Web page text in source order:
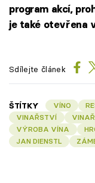
program akcí,
je také otevřena
Sdílejte článek
ŠTÍTKY VÍNO
VINAŘSTVÍ
VINAŘ
VÝROBA VÍNA
JAN DIENSTL